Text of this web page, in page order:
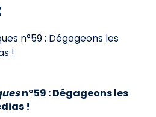
n°59 : Dégageons les
!